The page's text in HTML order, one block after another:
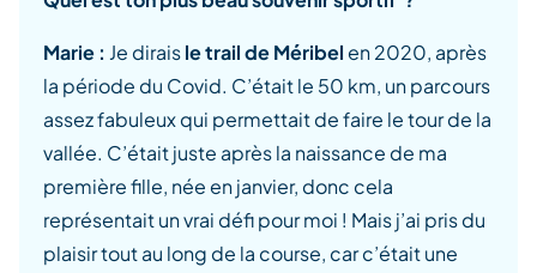
Marie : Je diraisle trail de Méribel en 2020, après
la période du Covid. C’était le 50 km, un parcours
assez fabuleux qui permettait de faire le tour de la
vallée. C’était juste après la naissance de ma
première fille, née en janvier, donc cela
représentait un vrai défi pour moi ! Mais j’ai pris du
plaisir tout au long de la course, car c’était une